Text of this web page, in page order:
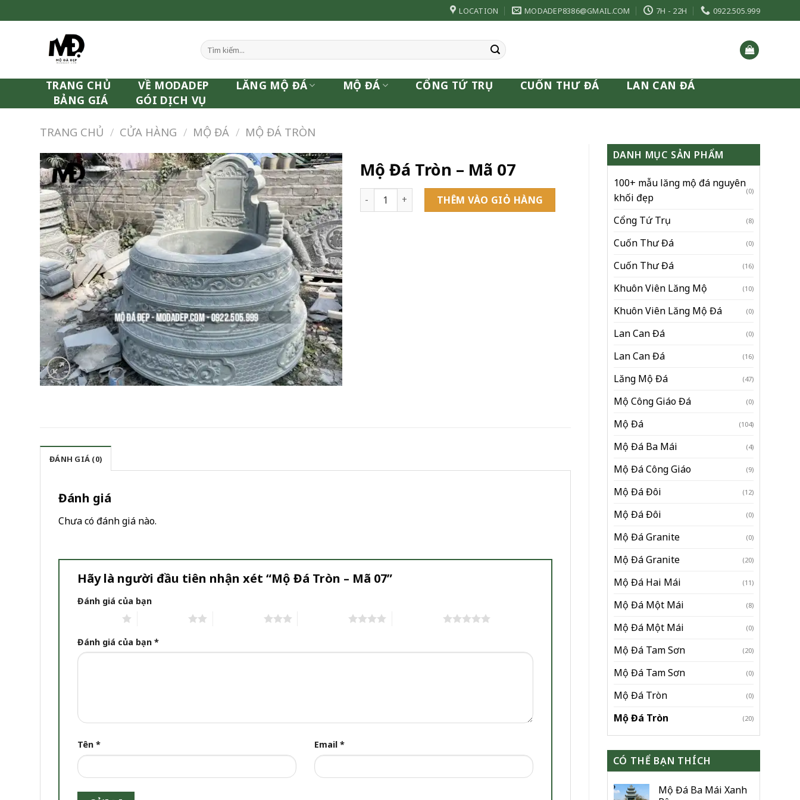
to
LOCATION MODADEP8386@GMAIL.COM 7H - 22H 0922.505.999
Tìm
kiếm:
TRANG CHỦ VỀ MODADEP LĂNG MỘ ĐÁ MỘ ĐÁ CỔNG TỨ TRỤ CUỐN THƯ ĐÁ
LAN CAN ĐÁ
BẢNG GIÁ
GÓI DỊCH VỤ
TRANG CHỦ / CỬA HÀNG / MỘ ĐÁ / MỘ ĐÁ TRÒN
DANH MỤC SẢN PHẨM
100+ mẫu lăng mộ đá nguyên
khối đẹp
(0)
Cổng Tứ Trụ (8)
Cuốn Thư Đá (0)
Cuốn Thư Đá (16)
Khuôn Viên Lăng Mộ (10)
Khuôn Viên Lăng Mộ Đá (0)
Lan Can Đá (0)
Lan Can Đá (16)
Lăng Mộ Đá (47)
Mộ Công Giáo Đá (0)
Mộ Đá (104)
Mộ Đá Ba Mái (4)
Mộ Đá Công Giáo (9)
Mộ Đá Đôi (12)
Mộ Đá Đôi (0)
Mộ Đá Granite (0)
Mộ Đá Granite (20)
Mộ Đá Hai Mái (11)
Mộ Đá Một Mái (8)
Mộ Đá Một Mái (0)
Mộ Đá Tam Sơn (20)
Mộ Đá Tam Sơn (0)
Mộ Đá Tròn (0)
Mộ Đá Tròn (20)
CÓ THỂ BẠN THÍCH
Mộ Đá Ba Mái Xanh
Mộ Đá Tròn – Mã 07
Mộ Đá Tròn - Mã 07 số lượngTHÊM VÀO GIỎ HÀNG
ĐÁNH GIÁ (0)
Đánh giá
Chưa có đánh giá nào.
Hãy là người đầu tiên nhận xét “Mộ Đá Tròn – Mã 07”
Đánh giá của bạn
Đánh giá của bạn *
Tên * Email *